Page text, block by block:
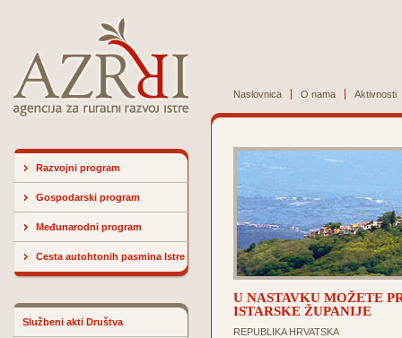
Naslovnica O nama Aktivnosti
Razvojni program
Gospodarski program
Međunarodni program
Cesta autohtonih pasmina Istre
Službeni akti Društva
U NASTAVKU MOŽETE
ISTARSKE ŽUPANIJE
REPUBLIKA HRVATSKA